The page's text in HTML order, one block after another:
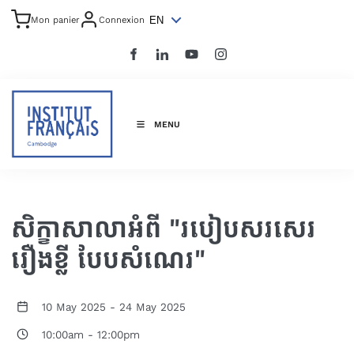
Mon panier Connexion EN
MENU
សិក្ខាសាលាអំពី "របៀបសរសេរ
រឿងខ្លី បែបសំណេរ"
10 May 2025 - 24 May 2025
10:00am - 12:00pm